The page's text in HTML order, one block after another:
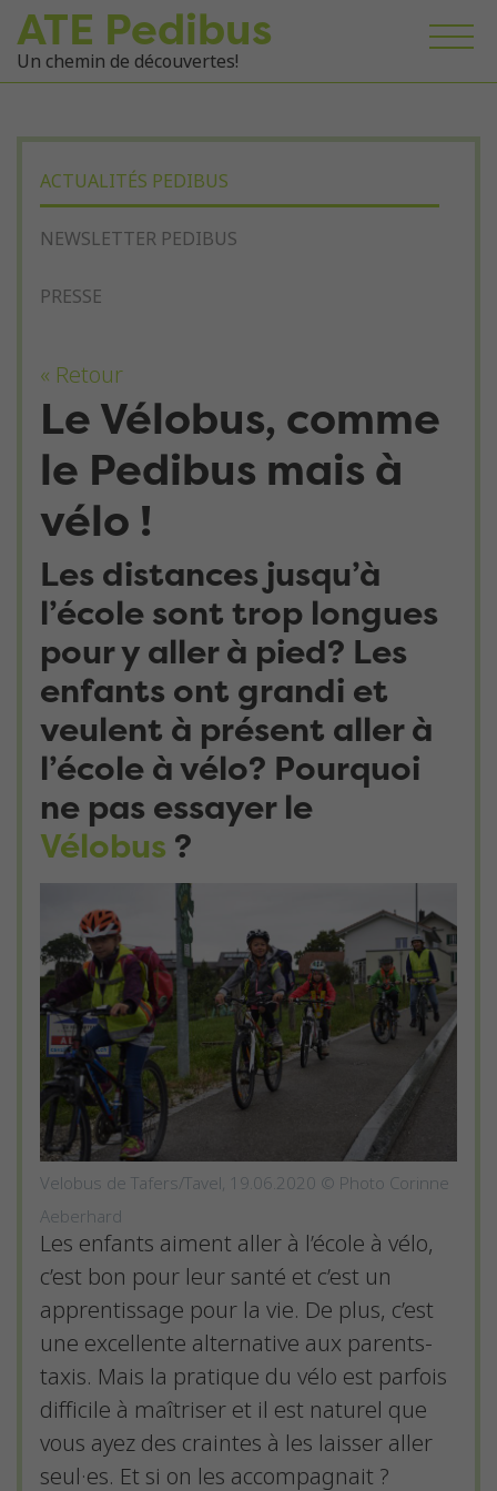
ATE Pedibus
Un chemin de découvertes!
ACTUALITÉS PEDIBUS
NEWSLETTER PEDIBUS
PRESSE
« Retour
Le Vélobus, comme
le Pedibus mais à
vélo !
Les distances jusqu’à
l’école sont trop longues
pour y aller à pied? Les
enfants ont grandi et
veulent à présent aller à
l’école à vélo? Pourquoi
ne pas essayer le
Vélobus ?
Velobus de Tafers/Tavel, 19.06.2020 © Photo Corinne
Aeberhard
Les enfants aiment aller à l’école à vélo,
c’est bon pour leur santé et c’est un
apprentissage pour la vie. De plus, c’est
une excellente alternative aux parents-
taxis. Mais la pratique du vélo est parfois
difficile à maîtriser et il est naturel que
vous ayez des craintes à les laisser aller
seul·es. Et si on les accompagnait ?